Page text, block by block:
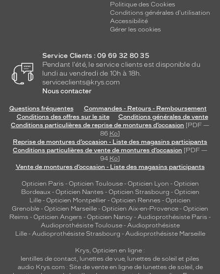
Politique des Cookies
Conditions générales d'utilisation
Accessibilité
Gérer les cookies
Service Clients : 09 69 32 80 35
Pendant l'été, le service clients est disponible du
lundi au vendredi de 10h à 18h.
serviceclients@krys.com
Nous contacter
Questions fréquentes
Commandes - Retours - Remboursement
Conditions des offres sur le site
Conditions générales de vente
Conditions particulières de reprise de montures d’occasion [PDF —
86 Ko]
Reprise de montures d’occasion - Liste des magasins participants
Conditions particulières de vente de montures d’occasion [PDF —
94 Ko]
Vente de montures d’occasion - Liste des magasins participants
Opticien Paris - Opticien Toulouse- Opticien Lyon - Opticien
Bordeaux- Opticien Nantes - Opticien Strasbourg - Opticien
Lille - Opticien Montpellier - Opticien Rennes - Opticien
Grenoble - Opticien Marseille - Opticien Aix-en-Provence - Opticien
Reims - Opticien Angers - Opticien Nancy - Audioprothésiste Paris -
Audioprothésiste Toulouse- Audioprothésiste
Lille- Audioprothésiste Strasbourg - Audioprothésiste Marseille
Krys, Opticien en ligne :
lentilles de contact, lunettes de vue, lunettes de soleil et piles
audio Krys.com : Site de vente en ligne de lunettes de soleil, de